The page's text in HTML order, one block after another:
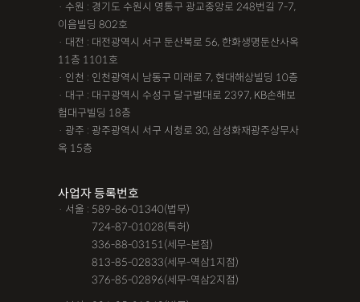
· 수원 : 경기도 수원시 영통구 광교중앙로 248번길 7-7,
이음빌딩 802호
· 대전 : 대전광역시 서구 둔산북로 56, 한화생명둔산사옥
11층 1101호
· 인천 : 인천광역시 남동구 미래로 7, 현대해상빌딩 10층
· 대구 : 대구광역시 수성구 달구벌대로 2397, KB손해보
험대구빌딩 18층
· 광주 : 광주광역시 서구 시청로 30, 삼성화재광주상무사
옥 15층
사업자 등록번호
· 서울 : 589-86-01340(법무)
724-87-01028(특허)
336-88-03151(세무-본점)
813-85-02833(세무-역삼1지점)
376-85-02896(세무-역삼2지점)